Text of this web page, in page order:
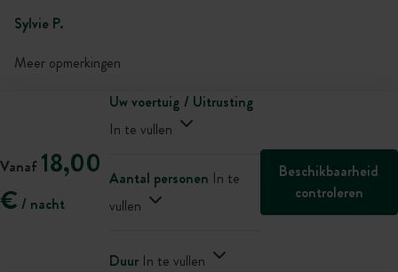
Sylvie P.
Meer opmerkingen
Vanaf 18,00
€ / nacht
Uw voertuig / Uitrusting
In te vullen
Aantal personen In te
vullen
Duur In te vullen
Beschikbaarheid
controleren